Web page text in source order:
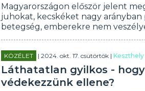
Magyarországon először jelent
juhokat, kecskéket nagy arányban
betegség, emberekre nem
KÖZÉLET | 2024. okt. 17. csütörtök |Keszthely
Láthatatlan gyilkos -
védekezzünk ellene?